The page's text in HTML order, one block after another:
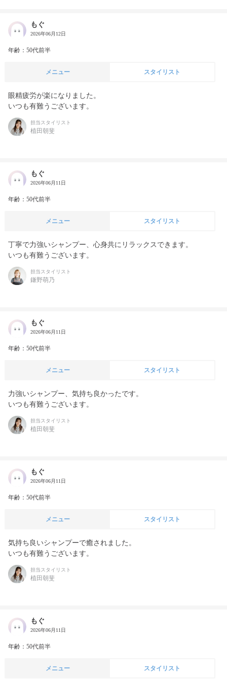
もぐ
2026年06月12日
年齢：50代前半
メニュー スタイリスト
眼精疲労が楽になりました。
いつも有難うございます。
担当スタイリスト
植田朝斐
もぐ
2026年06月11日
年齢：50代前半
メニュー スタイリスト
丁寧で力強いシャンプー、心身共にリラックスできます。
いつも有難うございます。
担当スタイリスト
鎌野萌乃
もぐ
2026年06月11日
年齢：50代前半
メニュー スタイリスト
力強いシャンプー、気持ち良かったです。
いつも有難うございます。
担当スタイリスト
植田朝斐
もぐ
2026年06月11日
年齢：50代前半
メニュー スタイリスト
気持ち良いシャンプーで癒されました。
いつも有難うございます。
担当スタイリスト
植田朝斐
もぐ
2026年06月11日
年齢：50代前半
メニュー スタイリスト